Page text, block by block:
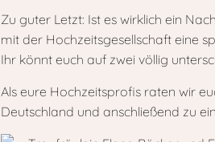
Zu guter Letzt: Ist es wirklich ein
mit der Hochzeitsgesellschaft eine
Ihr könnt euch auf zwei völlig
Als eure Hochzeitsprofis raten wir
Deutschland und anschließend zu